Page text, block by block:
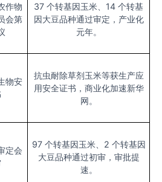
作物
会第
37 个转基因玉米、14 个转基
因大豆品种通过审定，产业化
元年。
物安
抗虫耐除草剂玉米等获生产应
用安全证书，商业化加速新华
网。
定会
97 个转基因玉米、2 个转基因
大豆品种通过初审，审批提
速。